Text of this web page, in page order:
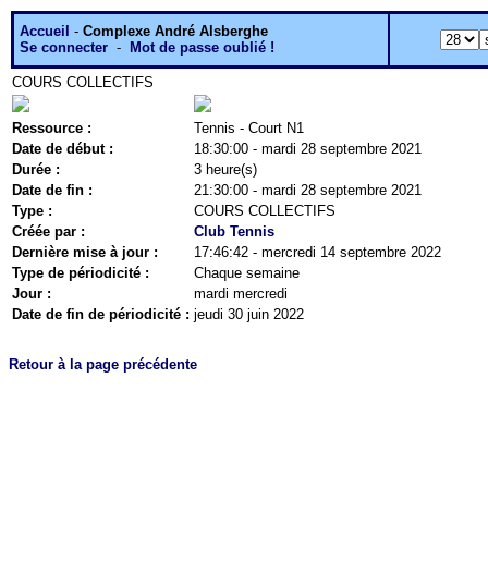
Accueil - Complexe André Alsberghe
Se connecter - Mot de passe oublié !
COURS COLLECTIFS
Ressource :
Tennis - Court N1
Date de début :
18:30:00 - mardi 28 septembre 2021
Durée :
3 heure(s)
Date de fin :
21:30:00 - mardi 28 septembre 2021
Type :
COURS COLLECTIFS
Créée par :
Club Tennis
Dernière mise à jour :
17:46:42 - mercredi 14 septembre 2022
Type de périodicité :
Chaque semaine
Jour :
mardi mercredi
Date de fin de périodicité : jeudi 30 juin 2022
Retour à la page précédente